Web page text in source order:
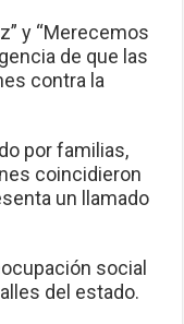
y “Merecemos
de que las
contra la
por familias,
coincidieron
un llamado
social
del estado.